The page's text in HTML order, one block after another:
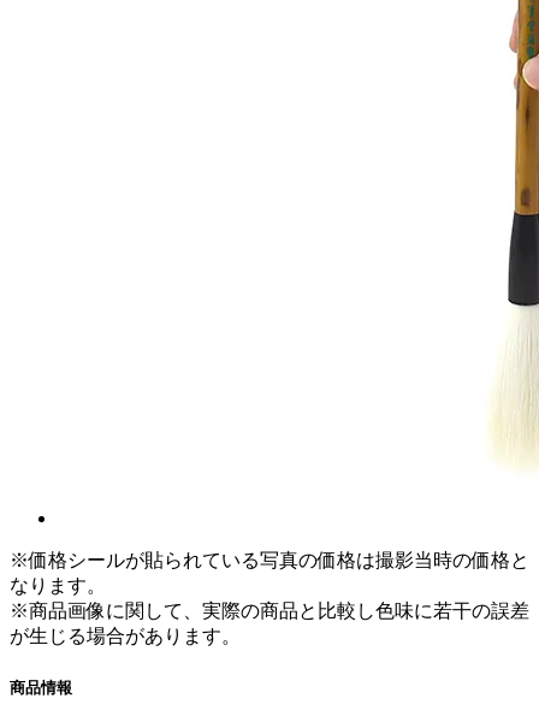
※価格シールが貼られている写真の価格は撮影当時の価格と
なります。
※商品画像に関して、実際の商品と比較し色味に若干の誤差
が生じる場合があります。
商品情報